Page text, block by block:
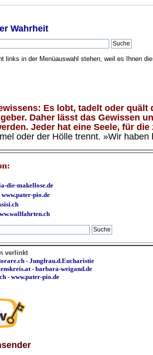
Wahrheit
links in der Menüauswahl stehen, weil es Ihnen
Es lobt, tadelt oder
Daher lässt das Gewissen
Jeder hat eine Seele, für
oder der Hölle trennt. »Wir
die-makellose.de
www.pater-pio.de
verlinkt
-Jungfrau.d.Eucharistie
-barbara-weigand.de
- www.pater-pio.de